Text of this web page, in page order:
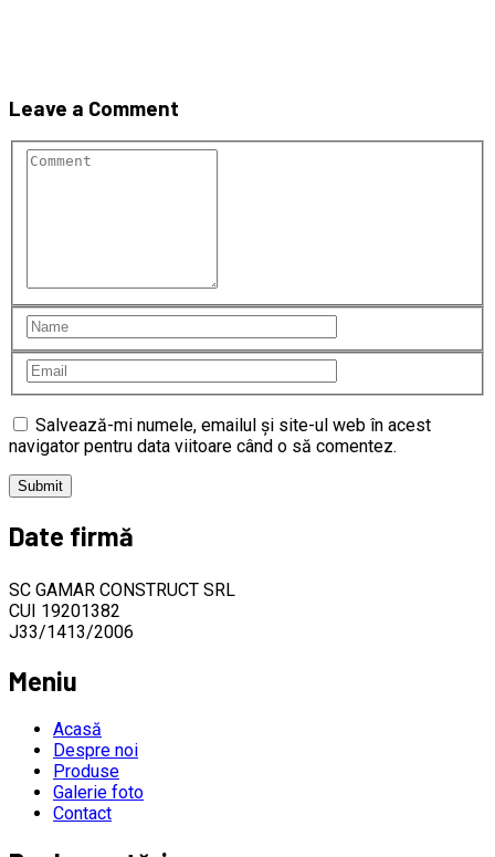
Leave a Comment
Salvează-mi numele, emailul și site-ul web în acest
navigator pentru data viitoare când o să comentez.
Date firmă
SC GAMAR CONSTRUCT SRL
CUI 19201382
J33/1413/2006
Meniu
Acasă
Despre noi
Produse
Galerie foto
Contact